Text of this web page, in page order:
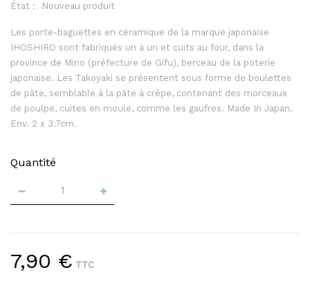
État : Nouveau produit
Les porte-baguettes en céramique de la marque japonaise
IHOSHIRO sont fabriqués un à un et cuits au four, dans la
province de Mino (préfecture de Gifu), berceau de la poterie
japonaise. Les Takoyaki se présentent sous forme de boulettes
de pâte, semblable à la pâte à crêpe, contenant des morceaux
de poulpe, cuites en moule, comme les gaufres. Made In Japan.
Env. 2 x 3.7cm.
Quantité
7,90 € TTC